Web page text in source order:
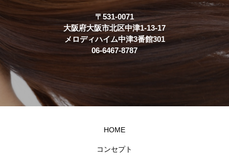
〒531-0071
大阪府大阪市北区中津1-13-17
メロディハイム中津3番館301
06-6467-8787
HOME
コンセプト